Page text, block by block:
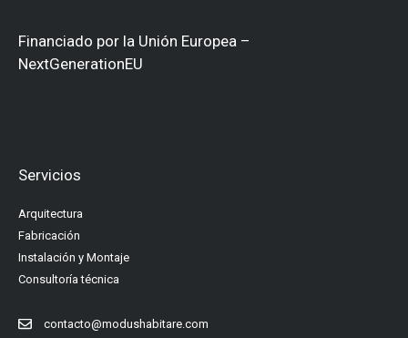
Financiado por la Unión Europea –
NextGenerationEU
Servicios
Arquitectura
Fabricación
Instalación y Montaje
Consultoría técnica
contacto@modushabitare.com